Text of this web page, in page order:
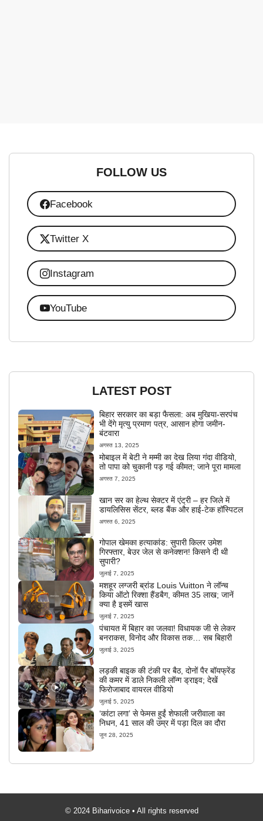
FOLLOW US
Facebook
Twitter X
Instagram
YouTube
LATEST POST
बिहार सरकार का बड़ा फैसला: अब मुखिया-सरपंच
भी देंगे मृत्यु प्रमाण पत्र, आसान होगा जमीन-
बंटवारा
अगस्त 13, 2025
मोबाइल में बेटी ने मम्मी का देख लिया गंदा वीडियो,
तो पापा को चुकानी पड़ गई कीमत; जाने पूरा मामला
अगस्त 7, 2025
खान सर का हेल्थ सेक्टर में एंट्री – हर जिले में
डायलिसिस सेंटर, ब्लड बैंक और हाई-टेक हॉस्पिटल
अगस्त 6, 2025
गोपाल खेमका हत्याकांड: सुपारी किलर उमेश
गिरफ्तार, बेउर जेल से कनेक्शन! किसने दी थी
सुपारी?
जुलाई 7, 2025
मशहूर लग्जरी ब्रांड Louis Vuitton ने लॉन्च
किया ऑटो रिक्शा हैंडबैग, कीमत 35 लाख; जानें
क्या है इसमें खास
जुलाई 7, 2025
पंचायत में बिहार का जलवा! विधायक जी से लेकर
बनराकस, विनोद और विकास तक… सब बिहारी
जुलाई 3, 2025
लड़की बाइक की टंकी पर बैठ, दोनों पैर बॉयफ्रेंड
की कमर में डाले निकली लॉन्ग ड्राइव; देखें
फिरोजाबाद वायरल वीडियो
जुलाई 5, 2025
‘कांटा लगा’ से फेमस हुईं शेफाली जरीवाला का
निधन, 41 साल की उम्र में पड़ा दिल का दौरा
जून 28, 2025
© 2024 Biharivoice • All rights reserved